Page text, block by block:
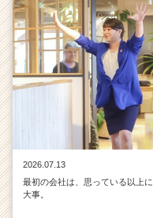
2026.07.13
最初の会社は、思っている以上に
大事。